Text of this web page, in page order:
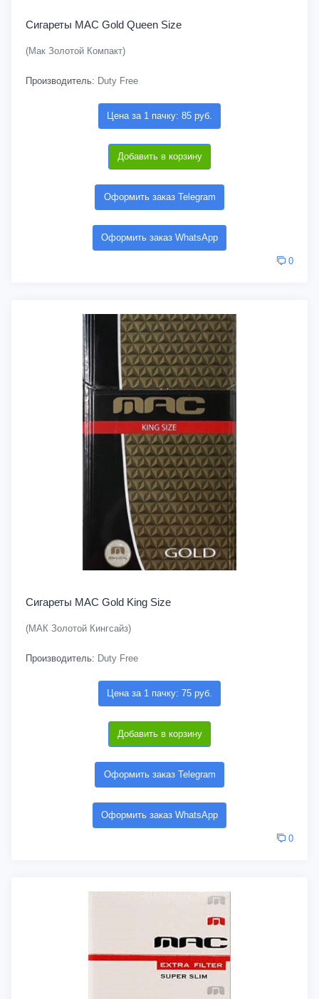
Сигареты MAC Gold Queen Size
(Мак Золотой Компакт)
Производитель: Duty Free
Цена за 1 пачку: 85 руб.
Добавить в корзину
Оформить заказ Telegram
Оформить заказ WhatsApp
0
Сигареты MAC Gold King Size
(МАК Золотой Кингсайз)
Производитель: Duty Free
Цена за 1 пачку: 75 руб.
Добавить в корзину
Оформить заказ Telegram
Оформить заказ WhatsApp
0